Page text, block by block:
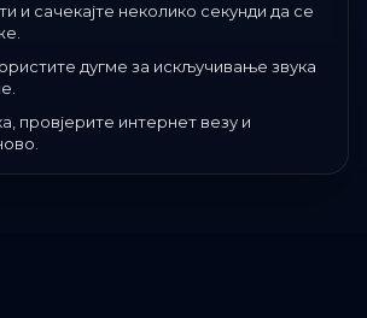
и сачекајте неколико секунди да се
дугме за искључивање звука
провјерите интернет везу и